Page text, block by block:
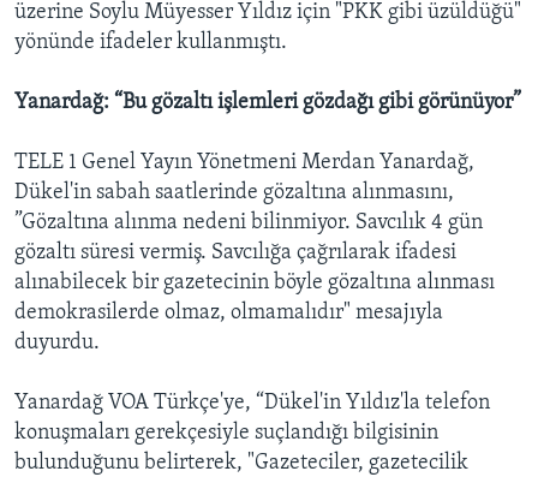
üzerine Soylu Müyesser Yıldız için "PKK gibi üzüldüğü"
yönünde ifadeler kullanmıştı.
Yanardağ: “Bu gözaltı işlemleri gözdağı gibi görünüyor”
TELE 1 Genel Yayın Yönetmeni Merdan Yanardağ,
Dükel'in sabah saatlerinde gözaltına alınmasını,
”Gözaltına alınma nedeni bilinmiyor. Savcılık 4 gün
gözaltı süresi vermiş. Savcılığa çağrılarak ifadesi
alınabilecek bir gazetecinin böyle gözaltına alınması
demokrasilerde olmaz, olmamalıdır" mesajıyla
duyurdu.
Yanardağ VOA Türkçe'ye, “Dükel'in Yıldız'la telefon
konuşmaları gerekçesiyle suçlandığı bilgisinin
bulunduğunu belirterek, "Gazeteciler, gazetecilik